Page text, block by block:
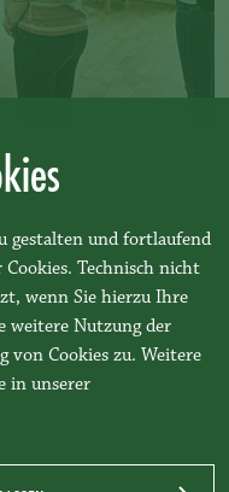
Hier
gestalten und fortlaufend
Technisch nicht
wenn Sie hierzu Ihre
weitere Nutzung der
von Cookies zu. Weitere
in unserer